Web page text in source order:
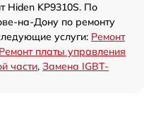
Hiden KP9310S. По
на-Дону по ремонту
услуги: Ремонт
Ремонт платы управления
части, Замена IGBT-